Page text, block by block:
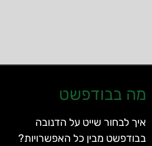
מה בבודפשט
איך לבחור שייט על הדנובה
בבודפשט מבין כל האפשרויות?